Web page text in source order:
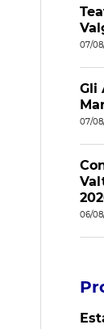
07/
Gli
07/
06/